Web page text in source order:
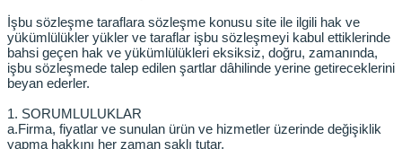
İşbu sözleşme taraflara sözleşme konusu site ile ilgili hak ve
yükümlülükler yükler ve taraflar işbu sözleşmeyi kabul ettiklerinde
bahsi geçen hak ve yükümlülükleri eksiksiz, doğru, zamanında,
işbu sözleşmede talep edilen şartlar dâhilinde yerine getireceklerini
beyan ederler.
1. SORUMLULUKLAR
a.Firma, fiyatlar ve sunulan ürün ve hizmetler üzerinde değişiklik
yapma hakkını her zaman saklı tutar.